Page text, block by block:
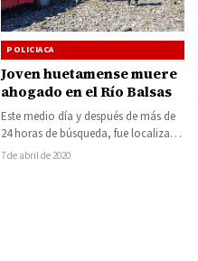
POLICIACA
Joven huetamense muere
ahogado en el Río Balsas
Este medio día y después de más de
24 horas de búsqueda, fue localizado
el cuerpo de un…
7 de abril de 2020